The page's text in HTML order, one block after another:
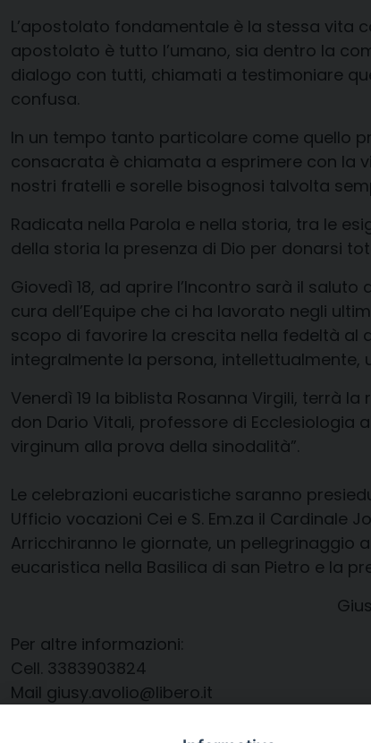
L’apostolato fondamentale è la stessa vita
apostolato è tutto l’umano, sia dentro la
dialogo con tutti, chiamati a testimoniare
confusa.
In un tempo tanto particolare come quello
consacrata è chiamata a esprimere con la
nostri fratelli e sorelle bisognosi talvolta
Radicata nella Parola e nella storia, tra le e
della storia la presenza di Dio per donarsi
Giovedì 18, ad aprire l’Incontro sarà il saluto
cura dell’Equipe che ci ha lavorato negli
scopo di favorire la crescita nella fedeltà al
integralmente la persona, intellettualmente,
Venerdì 19 la biblista Rosanna Virgili, terrà la
don Dario Vitali, professore di Ecclesiologia
virginum alla prova della sinodalità”.
Le celebrazioni eucaristiche saranno
Ufficio vocazioni Cei e S. Em.za il Cardinale
Arricchiranno le giornate, un pellegrinaggio
eucaristica nella Basilica di san Pietro e la
Per altre informazioni:
Cell. 3383903824
Mail giusy.avolio@libero.it